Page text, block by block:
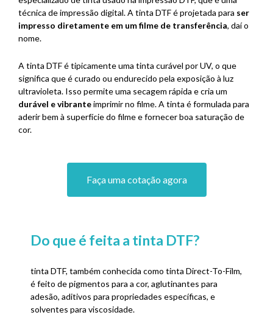
técnica de impressão digital. A tinta DTF é projetada para ser
impresso diretamente em um filme de transferência, daí o
nome.
A tinta DTF é tipicamente uma tinta curável por UV, o que
significa que é curado ou endurecido pela exposição à luz
ultravioleta. Isso permite uma secagem rápida e cria um
durável e vibranteimprimir no filme. A tinta é formulada para
aderir bem à superfície do filme e fornecer boa saturação de
cor.
Faça uma cotação agora
Do que é feita a tinta DTF?
tinta DTF, também conhecida como tinta Direct-To-Film,
é feito de pigmentos para a cor, aglutinantes para
adesão, aditivos para propriedades específicas, e
solventes para viscosidade.